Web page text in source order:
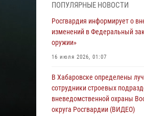
День образования тыловых
Росгвардии
01 августа 2026, 00:00
краю состоялось
состава по вопросам
избирательного права
31 июля 2026, 03:26
ПОПУЛЯРНЫЕ НОВОСТИ
Росгвардия информирует о
изменений в Федеральный
оружии»
16 июля 2026, 01:07
В Хабаровске определены
сотрудники строевых
вневедомственной охраны
округа Росгвардии (ВИДЕО)